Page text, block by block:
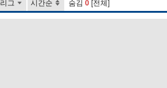
리그 시간순 숨김 0[전체]